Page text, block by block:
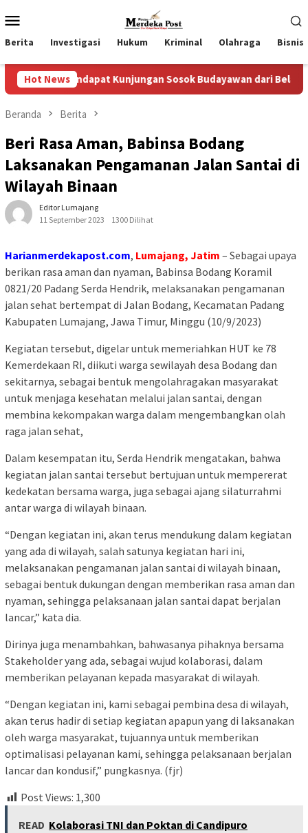
ke
kontenMobile
Berita Investigasi Hukum Kriminal Olahraga Bisnis
Hot News
Kunjungan Sosok Budayawan dari Belanda Mr. Crues
Beranda Berita
Beri Rasa Aman, Babinsa Bodang
Laksanakan Pengamanan Jalan Santai di
Wilayah Binaan
Editor Lumajang
11 September 2023
1300 Dilihat
Harianmerdekapost.com, Lumajang, Jatim – Sebagai upaya
berikan rasa aman dan nyaman, Babinsa Bodang Koramil
0821/20 Padang Serda Hendrik, melaksanakan pengamanan
jalan sehat bertempat di Jalan Bodang, Kecamatan Padang
Kabupaten Lumajang, Jawa Timur, Minggu (10/9/2023)
Kegiatan tersebut, digelar untuk memeriahkan HUT ke 78
Kemerdekaan RI, diikuti warga sewilayah desa Bodang dan
sekitarnya, sebagai bentuk mengolahragakan masyarakat
untuk menjaga kesehatan melalui jalan santai, dengan
membina kekompakan warga dalam mengembangkan olah
raga jalan sehat,
Dalam kesempatan itu, Serda Hendrik mengatakan, bahwa
kegiatan jalan santai tersebut bertujuan untuk mempererat
kedekatan bersama warga, juga sebagai ajang silaturrahmi
antar warga di wilayah binaan.
“Dengan kegiatan ini, akan terus mendukung dalam kegiatan
yang ada di wilayah, salah satunya kegiatan hari ini,
melaksanakan pengamanan jalan santai di wilayah binaan,
sebagai bentuk dukungan dengan memberikan rasa aman dan
nyaman, sehingga pelaksanaan jalan santai dapat berjalan
lancar,” kata dia.
Dirinya juga menambahkan, bahwasanya pihaknya bersama
Stakeholder yang ada, sebagai wujud kolaborasi, dalam
memberikan pelayanan kepada masyarakat di wilayah.
“Dengan kegiatan ini, kami sebagai pembina desa di wilayah,
akan terus hadir di setiap kegiatan apapun yang di laksanakan
oleh warga masyarakat, tujuannya untuk memberikan
optimalisasi pelayanan kami, sehingga pelaksanaan berjalan
lancar dan kondusif,” pungkasnya. (fjr)
Post Views: 1,300
READ Kolaborasi TNI dan Poktan di Candipuro